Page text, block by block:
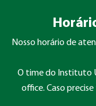
Nosso horário de
O time do Instituto
office. Caso